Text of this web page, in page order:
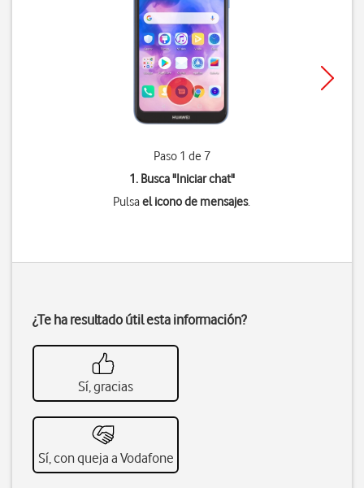
Paso 1 de 7
1. Busca "Iniciar chat"
Pulsael icono de mensajes.
¿Te ha resultado útil esta información?
Sí, gracias
Sí, con queja a Vodafone